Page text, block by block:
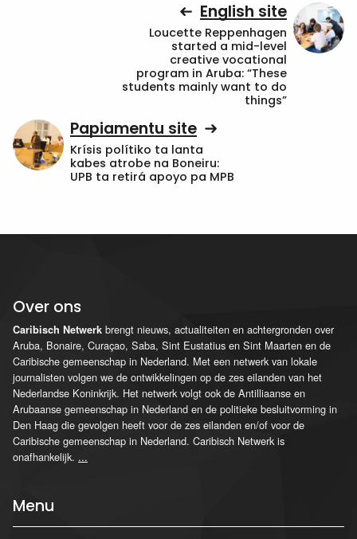
English site
Loucette Reppenhagen
started a mid-level
creative vocational
program in Aruba: “These
students mainly want to do
things”
Papiamentu site
Krísis polítiko ta lanta
kabes atrobe na Boneiru:
UPB ta retirá apoyo pa MPB
Over ons
Caribisch Netwerk brengt nieuws, actualiteiten en achtergronden over
Aruba, Bonaire, Curaçao, Saba, Sint Eustatius en Sint Maarten en de
Caribische gemeenschap in Nederland. Met een netwerk van lokale
journalisten volgen we de ontwikkelingen op de zes eilanden van het
Nederlandse Koninkrijk. Het netwerk volgt ook de Antilliaanse en
Arubaanse gemeenschap in Nederland en de politieke besluitvorming in
Den Haag die gevolgen heeft voor de zes eilanden en/of voor de
Caribische gemeenschap in Nederland. Caribisch Netwerk is
onafhankelijk. ...
Menu